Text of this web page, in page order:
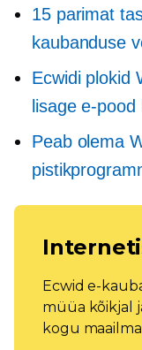
15 parimat
kaubanduse
Ecwidi plokid
lisage e-pood
Peab olema
Ecwid e-
müüa kõikjal
kogu